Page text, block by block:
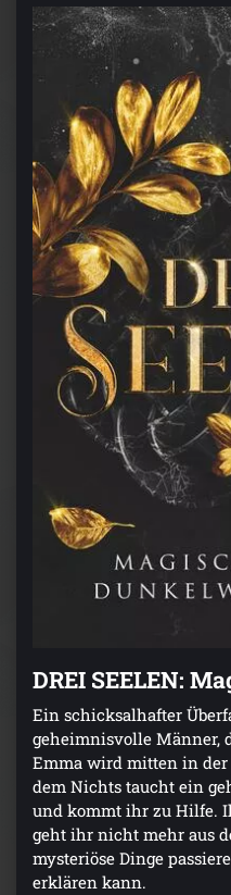
DREI SEELEN:
Ein schicksalhafter
geheimnisvolle Männer,
Emma wird mitten in
dem Nichts taucht ein
und kommt ihr zu Hilfe.
geht ihr nicht mehr aus
mysteriöse Dinge
erklären kann.